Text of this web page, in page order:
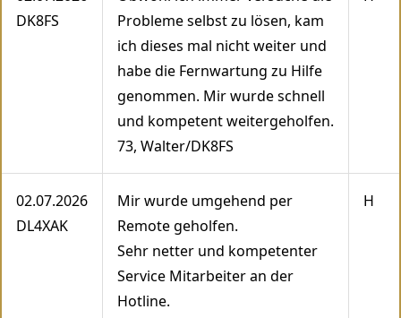
DK8FS
Probleme selbst zu lösen, kam
ich dieses mal nicht weiter und
habe die Fernwartung zu Hilfe
genommen. Mir wurde schnell
und kompetent weitergeholfen.
73, Walter/DK8FS
02.07.2026
DL4XAK
Mir wurde umgehend per
Remote geholfen.
Sehr netter und kompetenter
Service Mitarbeiter an der
Hotline.
H